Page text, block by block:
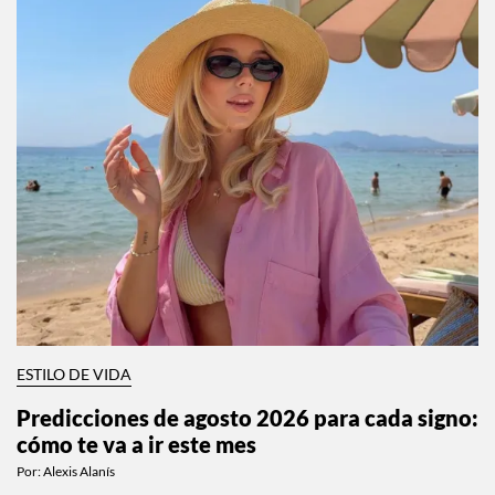
ESTILO DE VIDA
Predicciones de agosto 2026 para cada signo:
cómo te va a ir este mes
Por:Alexis Alanís